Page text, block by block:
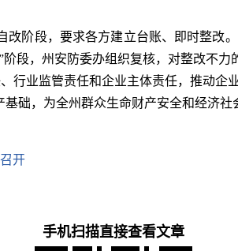
阶段，要求各方建立台账、即时整改
段，州安防委办组织复核，对整改不力
行业监管责任和企业主体责任，推动企
础，为全州群众生命财产安全和经济社
开
手机扫描直接查看文章